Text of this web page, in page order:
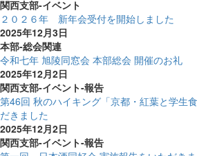
関西支部-イベント
２０２６年 新年会受付を開始しました
2025年12月3日
本部-総会関連
令和七年 旭陵同窓会 本部総会 開催のお礼
2025年12月2日
関西支部-イベント-報告
第46回 秋のハイキング「京都・紅葉と学生
だきました
2025年12月2日
関西支部-イベント-報告